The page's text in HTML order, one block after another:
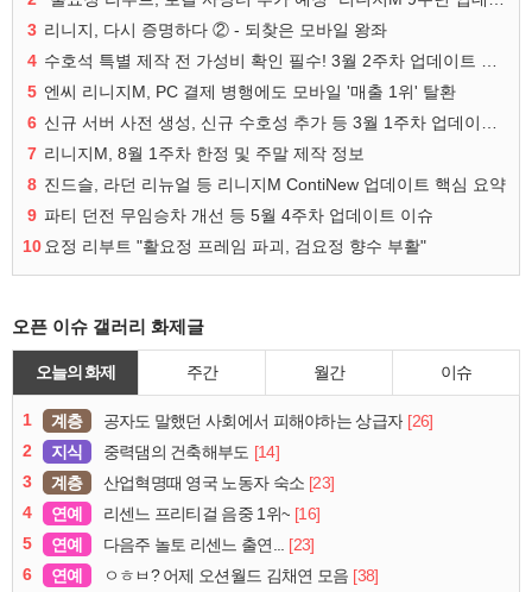
3 리니지, 다시 증명하다 ② - 되찾은 모바일 왕좌
4
5 엔씨 리니지M, PC 결제 병행에도 모바일 '매출 1위' 탈환
6
7 리니지M, 8월 1주차 한정 및 주말 제작 정보
8 진드슬, 라던 리뉴얼 등 리니지M ContiNew 업데이트 핵심 요약
9 파티 던전 무임승차 개선 등 5월 4주차 업데이트 이슈
10 요정 리부트 "활요정 프레임 파괴, 검요정 향수 부활"
오픈 이슈 갤러리 화제글
오늘의 화제 주간 월간 이슈
1 계층 공자도 말했던 사회에서 피해야하는 상급자 [26]
2
지식 중력댐의 건축해부도 [14]
3
계층 산업혁명때 영국 노동자 숙소 [23]
4
연예 리센느 프리티걸 음중 1위~ [16]
5
연예 다음주 놀토 리센느 출연...
[23]
6
연예 ㅇㅎㅂ? 어제 오션월드 김채연 모음 [38]